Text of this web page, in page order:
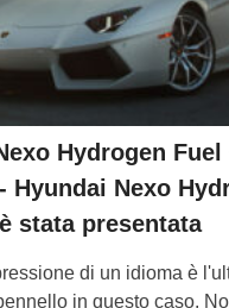
Hydrogen Fuel
Hyundai Nexo
stata presentata
di un idioma è
in questo caso.